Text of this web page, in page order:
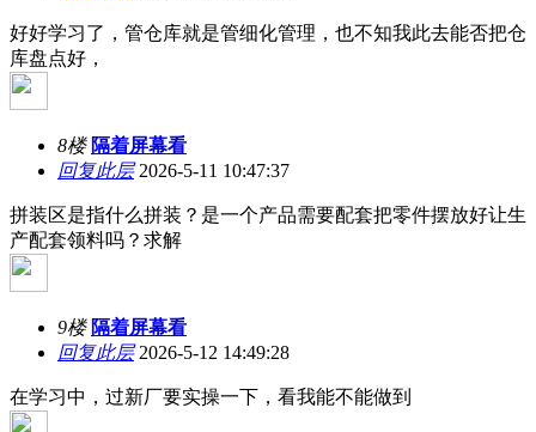
好好学习了，管仓库就是管细化管理，也不知我此去能否把仓
库盘点好，
8楼 隔着屏幕看
回复此层2026-5-11 10:47:37
拼装区是指什么拼装？是一个产品需要配套把零件摆放好让生
产配套领料吗？求解
9楼 隔着屏幕看
回复此层2026-5-12 14:49:28
在学习中，过新厂要实操一下，看我能不能做到